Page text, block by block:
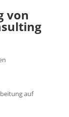
von
auf